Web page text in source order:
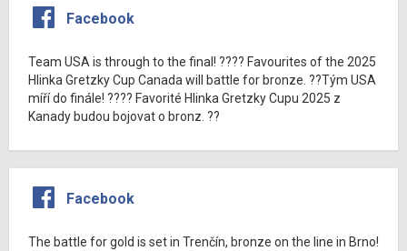
Facebook
Team USA is through to the final! ???? Favourites of the 2025
Hlinka Gretzky Cup Canada will battle for bronze. ??Tým USA
míří do finále! ???? Favorité Hlinka Gretzky Cupu 2025 z
Kanady budou bojovat o bronz. ??
Facebook
The battle for gold is set in Trenčín, bronze on the line in Brno!